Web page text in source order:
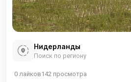
Нидерланды
Поиск по региону
0 лайков142 просмотра